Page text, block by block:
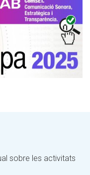
sobre les activitats